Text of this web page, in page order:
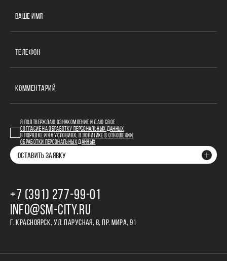
ВАШЕ ИМЯ
ТЕЛЕФОН
КОММЕНТАРИЙ
Я ПОДТВЕРЖДАЮ ОЗНАКОМЛЕНИЕ И ДАЮ СВОЕ
СОГЛАСИЕ НА ОБРАБОТКУ ПЕРСОНАЛЬНЫХ ДАННЫХ
В ПОРЯДКЕ И НА УСЛОВИЯХ, В
ПОЛИТИКЕ В ОТНОШЕНИИ
ОБРАБОТКИ ПЕРСОНАЛЬНЫХ ДАННЫХ
ОСТАВИТЬ ЗАЯВКУ
+7 (391) 277‒99‒01
INFO@SM-CITY.RU
Г. КРАСНОЯРСК, УЛ. ПАРУСНАЯ, 8, ПР. МИРА, 91